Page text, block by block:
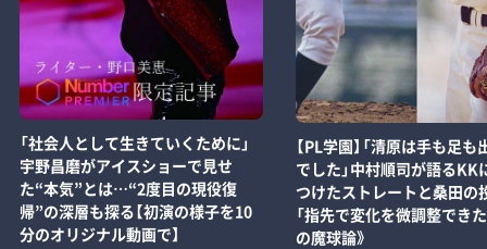
「社会人として生きていくために」
宇野昌磨がアイスショーで見せ
た“本気”とは…“2度目の現役復
帰”の深層も探る【初演の様子を10
分のオリジナル動画で】
【PL学園】「清原は手も足も
でした」中村順司が語るKK
つけたストレートと桑田の
「指先で変化を微調整できた
の魔球論》